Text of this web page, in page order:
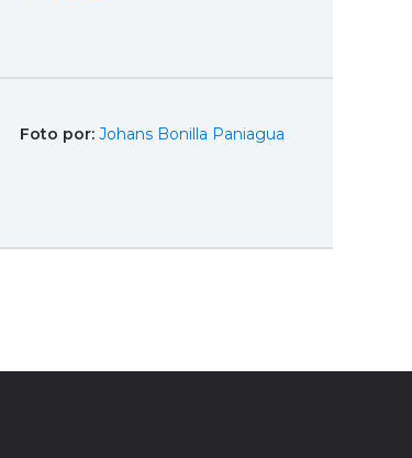
Foto por: Johans Bonilla Paniagua